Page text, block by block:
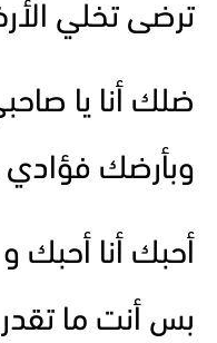
ترضى تخلي
ضلك أنا يا
وبأرضك فؤادي
أحبك أنا أحبك
بس أنت ما